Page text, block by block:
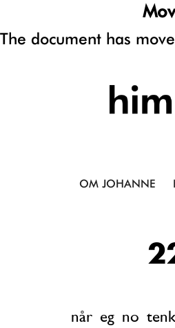
The document has
OM JOHANNE
når eg no tenkjer på det verkar min neste